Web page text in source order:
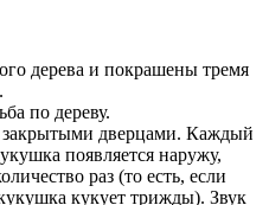
дерева и покрашены тремя
по дереву.
закрытыми дверцами. Каждый
появляется наружу,
раз (то есть, если
кукует трижды). Звук